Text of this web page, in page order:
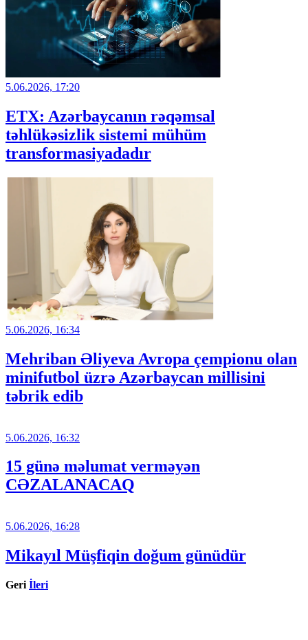
5.06.2026, 17:20
ETX: Azərbaycanın rəqəmsal
təhlükəsizlik sistemi mühüm
transformasiyadadır
5.06.2026, 16:34
Mehriban Əliyeva Avropa çempionu olan
minifutbol üzrə Azərbaycan millisini
təbrik edib
5.06.2026, 16:32
15 günə məlumat verməyən
CƏZALANACAQ
5.06.2026, 16:28
Mikayıl Müşfiqin doğum günüdür
Geri İleri